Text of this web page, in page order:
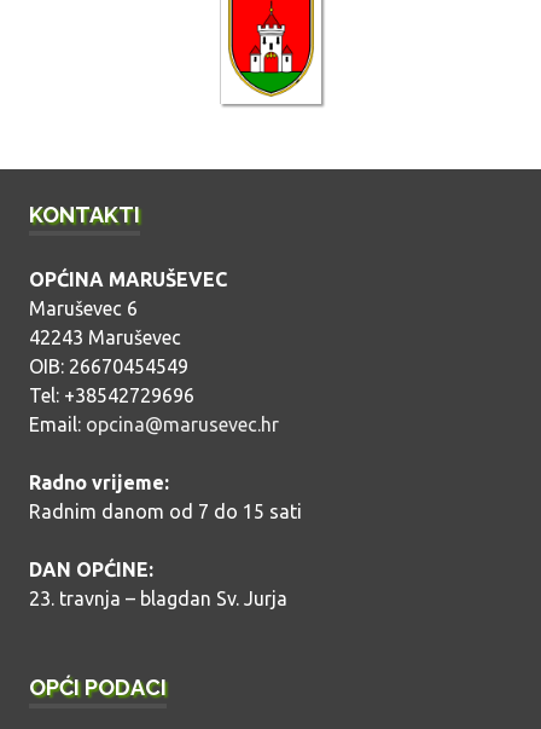
KONTAKTI
OPĆINA MARUŠEVEC
Maruševec 6
42243 Maruševec
OIB: 26670454549
Tel: +38542729696
Email: opcina@marusevec.hr
Radno vrijeme:
Radnim danom od 7 do 15 sati
DAN OPĆINE:
23. travnja – blagdan Sv. Jurja
OPĆI PODACI